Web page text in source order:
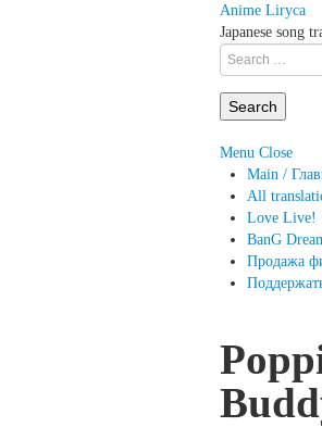
Anime Liryca
Japanese song
Search
on:
Menu Close
Main /
All
Love Live!
BanG
Продажа